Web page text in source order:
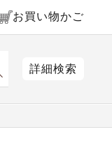
お買い物かご
詳細検索